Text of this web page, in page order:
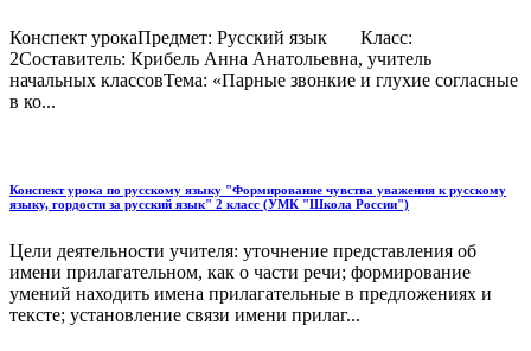
Конспект урокаПредмет: Русский язык Класс:
2Составитель: Крибель Анна Анатольевна, учитель
начальных классовТема: «Парные звонкие и глухие согласные
в ко...
Конспект урока по русскому языку "Формирование чувства уважения к русскому
языку, гордости за русский язык" 2 класс (УМК "Школа России")
Цели деятельности учителя: уточнение представления об
имени прилагательном, как о части речи; формирование
умений находить имена прилагательные в предложениях и
тексте; установление связи имени прилаг...